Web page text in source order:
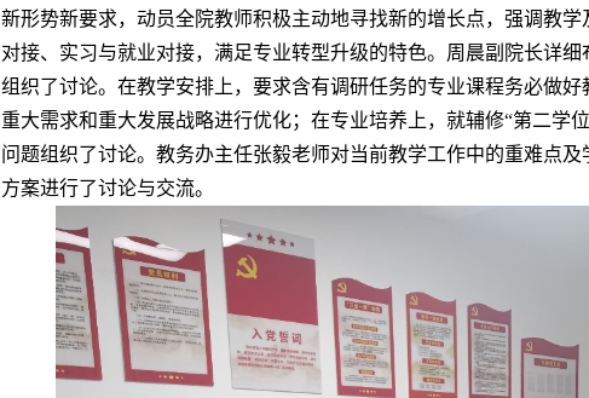
新形势新要求，动员全院教师积极主动地寻找新的增长点，强调教
对接、实习与就业对接，满足专业转型升级的特色。周晨副院长详
组织了讨论。在教学安排上，要求含有调研任务的专业课程务必做
重大需求和重大发展战略进行优化；在专业培养上，就辅修“第二学
问题组织了讨论。教务办主任张毅老师对当前教学工作中的重难点
方案进行了讨论与交流。